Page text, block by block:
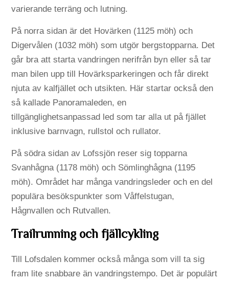
varierande terräng och lutning.
På norra sidan är det Hovärken (1125 möh) och
Digervålen (1032 möh) som utgör bergstopparna. Det
går bra att starta vandringen nerifrån byn eller så tar
man bilen upp till Hovärksparkeringen och får direkt
njuta av kalfjället och utsikten. Här startar också den
så kallade Panoramaleden, en
tillgänglighetsanpassad led som tar alla ut på fjället
inklusive barnvagn, rullstol och rullator.
På södra sidan av Lofssjön reser sig topparna
Svanhågna (1178 möh) och Sömlinghågna (1195
möh). Området har många vandringsleder och en del
populära besökspunkter som Våffelstugan,
Hågnvallen och Rutvallen.
Trailrunning och fjällcykling
Till Lofsdalen kommer också många som vill ta sig
fram lite snabbare än vandringstempo. Det är populärt